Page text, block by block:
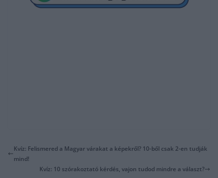
Kvíz: Felismered a Magyar várakat a képekről? 10-ből csak 2-en tudják
mind!
Kvíz: 10 szórakoztató kérdés, vajon tudod mindre a választ?